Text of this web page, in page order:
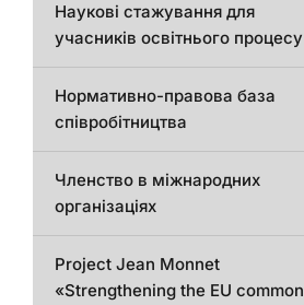
Наукові стажування для
учасників освітнього процесу
Нормативно-правова база
співробітництва
Членство в міжнародних
організаціях
Project Jean Monnet
«Strengthening the EU common